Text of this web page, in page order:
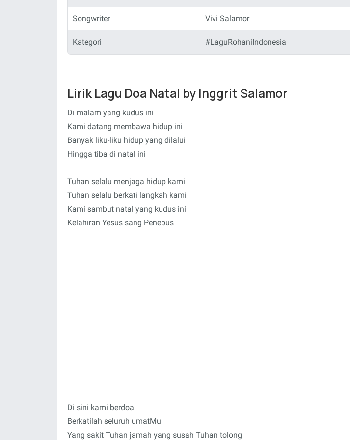
Songwriter Vivi Salamor
Kategori #LaguRohaniIndonesia
Lirik Lagu Doa Natal by Inggrit Salamor
Di malam yang kudus ini
Kami datang membawa hidup ini
Banyak liku-liku hidup yang dilalui
Hingga tiba di natal ini
Tuhan selalu menjaga hidup kami
Tuhan selalu berkati langkah kami
Kami sambut natal yang kudus ini
Kelahiran Yesus sang Penebus
Di sini kami berdoa
Berkatilah seluruh umatMu
Yang sakit Tuhan jamah yang susah Tuhan tolong